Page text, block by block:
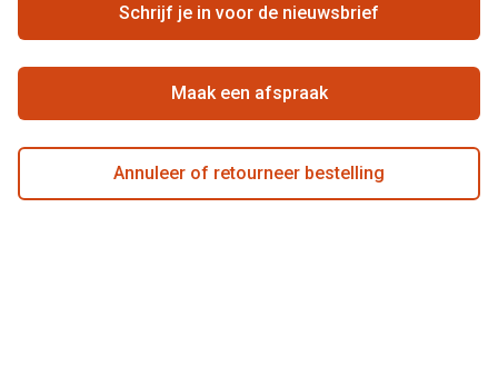
Beste winkelketen
Schrijf je in voor de nieuwsbrief
Maak een afspraak
Annuleer of retourneer bestelling